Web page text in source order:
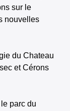
sur le
nouvelles
du Chateau
et Cérons
parc du